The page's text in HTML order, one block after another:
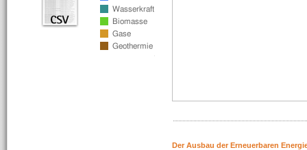
Der Ausbau der Erneuerbaren